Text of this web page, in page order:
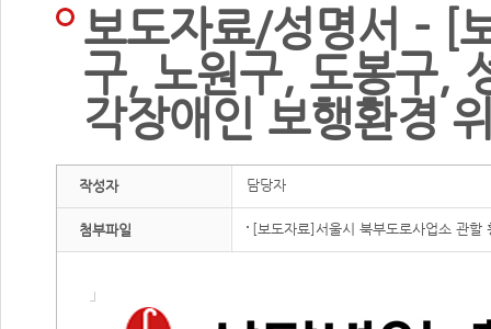
보도자료/성명서 - [
구, 노원구, 도봉구,
각장애인 보행환경
작성자 담당자
첨부파일 [보도자료]서울시 북부도로사업소 관